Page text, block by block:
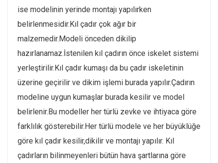
ise modelinin yerinde montajı yapılırken
belirlenmesidir.Kıl çadır çok ağır bir
malzemedir.Modeli önceden dikilip
hazırlanamaz.İstenilen kıl çadırın önce iskelet sistemi
yerleştirilir.Kıl çadır kumaşı da bu çadır iskeletinin
üzerine geçirilir ve dikim işlemi burada yapılır.Çadırın
modeline uygun kumaşlar burada kesilir ve model
belirlenir.Bu modeller her türlü zevke ve ihtiyaca göre
farklılık gösterebilir.Her türlü modele ve her büyüklüğe
göre kıl çadır kesilir,dikilir ve montajı yapılır. Kıl
çadırların bilinmeyenleri bütün hava şartlarına göre